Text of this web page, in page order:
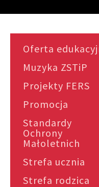
Oferta
Muzyka ZSTiP
Projekty FERS
Promocja
Standardy
Ochrony
Małoletnich
Strefa ucznia
Strefa rodzica